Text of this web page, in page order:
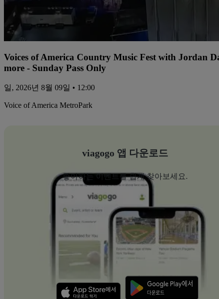
Voices of America Country Music Fest with Jordan
more - Sunday Pass Only
일, 2026년 8월 09일 • 12:00
Voice of America MetroPark
viagogo 앱 다운로드
좋아하는 이벤트를 쉽게 찾아보세요.